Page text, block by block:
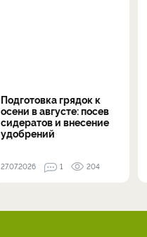
Подготовка грядок к
осени в августе: посев
сидератов и внесение
удобрений
27.07.2026 1 204